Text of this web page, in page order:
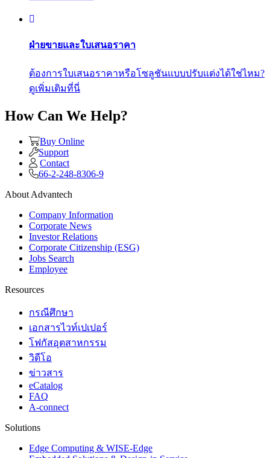
ฝ่ายขายและใบเสนอราคา
ต้องการใบเสนอราคาหรือโซลูชันแบบปรับแต่งได้ใช่ไหม?
ดูเพิ่มเติมที่นี่
How Can We Help?
Buy Online
Support
Contact
66-2-248-8306-9
About Advantech
Company Information
Corporate News
Investor Relations
Corporate Citizenship (ESG)
Jobs Search
Employee
Resources
กรณีศึกษา
เอกสารไวท์เปเปอร์
โฟกัสอุตสาหกรรม
วิดีโอ
ข่าวสาร
eCatalog
FAQ
A-connect
Solutions
Edge Computing & WISE-Edge